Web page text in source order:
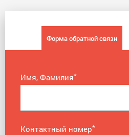
Форма обратной связи
Имя, Фамилия*
Контактный номер*